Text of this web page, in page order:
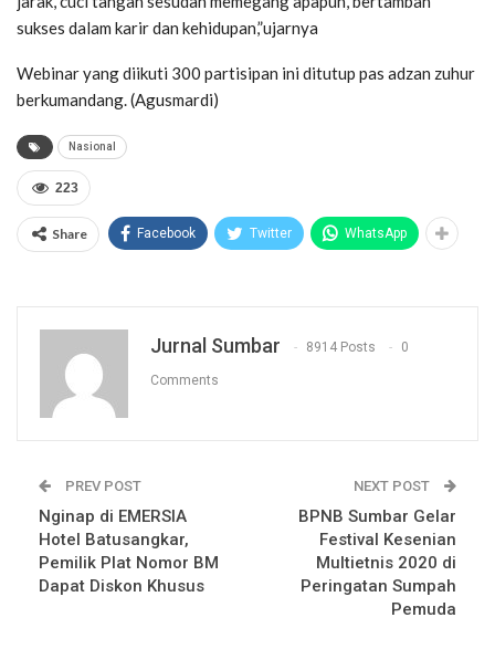
sukses dalam karir dan kehidupan,”ujarnya
Webinar yang diikuti 300 partisipan ini ditutup pas adzan zuhur
berkumandang. (Agusmardi)
Nasional
223
Share Facebook Twitter WhatsApp
Jurnal Sumbar 8914 Posts 0
Comments
PREV POST
Nginap di EMERSIA
Hotel Batusangkar,
Pemilik Plat Nomor BM
Dapat Diskon Khusus
NEXT POST
BPNB Sumbar Gelar
Festival Kesenian
Multietnis 2020 di
Peringatan Sumpah
Pemuda